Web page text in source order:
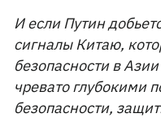
И если Путин
сигналы Китаю,
безопасности в
чревато глубокими
безопасности,